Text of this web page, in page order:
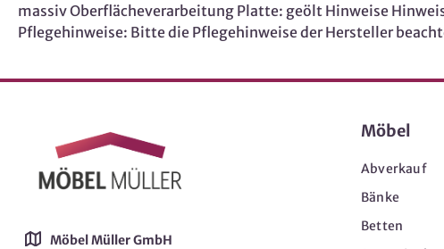
massiv Oberflächeverarbeitung Platte: geölt Hinweise
Pflegehinweise: Bitte die Pflegehinweise der Hersteller
Möbel Müller GmbH
Möbel
Abverkauf
Bänke
Betten